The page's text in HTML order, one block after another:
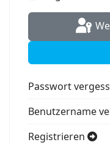
Passwort
Benutzername
Registrieren